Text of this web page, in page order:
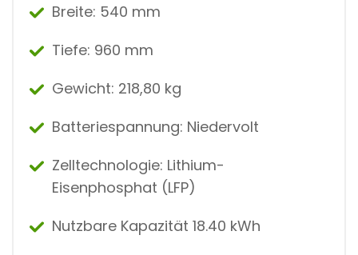
Breite: 540 mm
Tiefe: 960 mm
Gewicht: 218,80 kg
Batteriespannung: Niedervolt
Zelltechnologie: Lithium-
Eisenphosphat (LFP)
Nutzbare Kapazität 18.40 kWh